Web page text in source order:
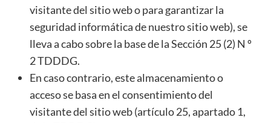
visitante del sitio web o para garantizar la
seguridad informática de nuestro sitio web), se
lleva a cabo sobre la base de la Sección 25 (2) N º
2 TDDDG.
En caso contrario, este almacenamiento o
acceso se basa en el consentimiento del
visitante del sitio web (artículo 25, apartado 1,